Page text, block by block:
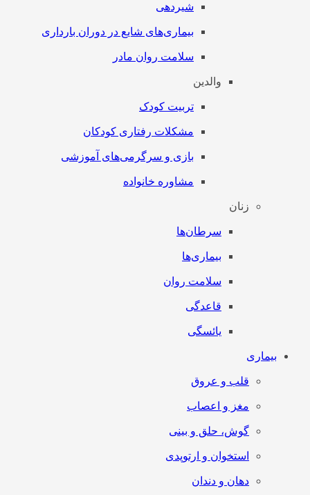
شیردهی
بیماری‌های شایع در دوران بارداری
سلامت روان مادر
والدین
تربیت کودک
مشکلات رفتاری کودکان
بازی و سرگرمی‌های آموزشی
مشاوره خانواده
زنان
سرطان‌‌ها
بیماری‌ها
سلامت روان
قاعدگی
یائسگی
بیماری
قلب و عروق
مغز و اعصاب
گوش، حلق و بینی
استخوان و ارتوپدی
دهان و دندان